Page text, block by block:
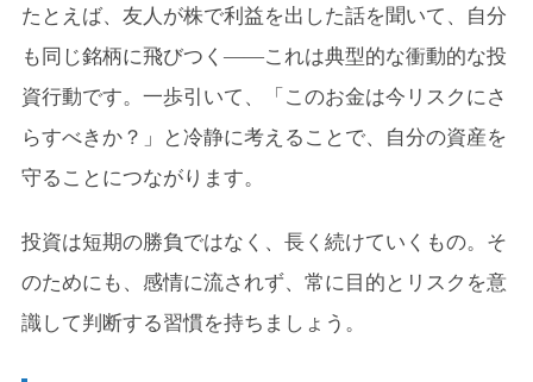
たとえば、友人が株で利益を出した話を聞いて、自分
も同じ銘柄に飛びつく――これは典型的な衝動的な投
資行動です。一歩引いて、「このお金は今リスクにさ
らすべきか？」と冷静に考えることで、自分の資産を
守ることにつながります。
投資は短期の勝負ではなく、長く続けていくもの。そ
のためにも、感情に流されず、常に目的とリスクを意
識して判断する習慣を持ちましょう。